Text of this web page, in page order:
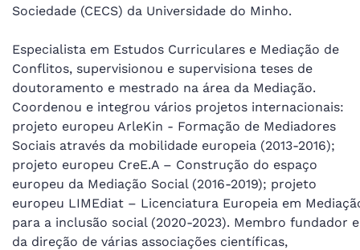
Sociedade (CECS) da Universidade do Minho.
Especialista em Estudos Curriculares e Mediação de
Conflitos, supervisionou e supervisiona teses de
doutoramento e mestrado na área da Mediação.
Coordenou e integrou vários projetos internacionais:
projeto europeu ArleKin - Formação de Mediadores
Sociais através da mobilidade europeia (2013-2016);
projeto europeu CreE.A – Construção do espaço
europeu da Mediação Social (2016-2019); projeto
europeu LIMEdiat – Licenciatura Europeia em
para a inclusão social (2020-2023). Membro fundador e
da direção de várias associações científicas,